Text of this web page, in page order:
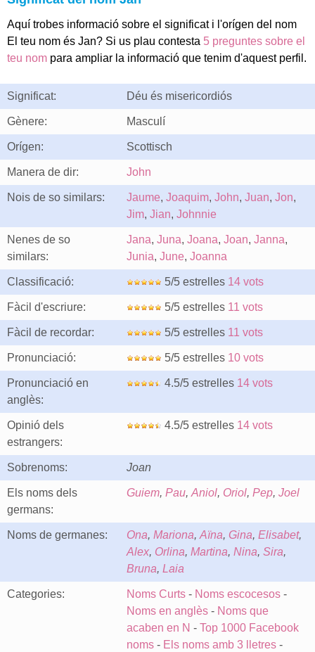
Aquí trobes informació sobre el significat i l'orígen del nom
El teu nom és Jan? Si us plau contesta 5 preguntes sobre el
teu nom para ampliar la informació que tenim d'aquest perfil.
Significat: Déu és misericordiós
Gènere: Masculí
Orígen: Scottisch
Manera de dir: John
Nois de so similars: Jaume, Joaquim, John, Juan, Jon,
Jim, Jian, Johnnie
Nenes de so
similars:
Jana, Juna, Joana, Joan, Janna,
Junia, June, Joanna
Classificació: 5/5 estrelles 14 vots
Fàcil d'escriure: 5/5 estrelles 11 vots
Fàcil de recordar: 5/5 estrelles 11 vots
Pronunciació: 5/5 estrelles 10 vots
Pronunciació en
anglès:
4.5/5 estrelles 14 vots
Opinió dels
estrangers:
4.5/5 estrelles 14 vots
Sobrenoms: Joan
Els noms dels
germans:
Guiem, Pau, Aniol, Oriol, Pep, Joel
Noms de germanes: Ona, Mariona, Aïna, Gina, Elisabet,
Alex, Orlina, Martina, Nina, Sira,
Bruna, Laia
Categories: Noms Curts - Noms escocesos -
Noms en anglès - Noms que
acaben en N - Top 1000 Facebook
noms - Els noms amb 3 lletres -